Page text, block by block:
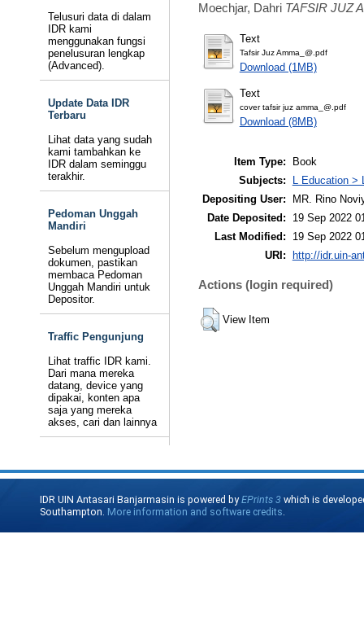
Telusuri data di dalam
IDR kami
menggunakan fungsi
penelusuran lengkap
(Advanced).
Update Data IDR
Terbaru
Lihat data yang sudah
kami tambahkan ke
IDR dalam seminggu
terakhir.
Pedoman Unggah
Mandiri
Sebelum mengupload
dokumen, pastikan
membaca Pedoman
Unggah Mandiri untuk
Depositor.
Traffic Pengunjung
Lihat traffic IDR kami.
Dari mana mereka
datang, device yang
dipakai, konten apa
saja yang mereka
akses, cari dan lainnya
Moechjar, Dahri TAFSIR JUZ
Text
Tafsir JuzAmma_@.pdf
Download (1MB)
Text
cover tafsir juz amma_@.pdf
Download (8MB)
Item Type:
Book
Subjects:
L Education
Depositing User:
MR. Rino
Date Deposited:
19 Sep 2022
Last Modified:
19 Sep 2022
URI:
http://idr.uin-
Actions (login required)
View Item
IDR UIN Antasari Banjarmasin is powered byEPrints 3 which is
Southampton. More information and software credits.